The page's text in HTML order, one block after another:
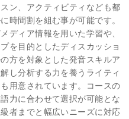
ン、アクティビティなども都
時間割を組む事が可能です。
ディア情報を用いた学習や、
を目的としたディスカッショ
方を対象とした発音スキルア
し分析する力を養うライティ
用意されています。コースの
力に合わせて選択が可能とな
者までと幅広いニーズに対応